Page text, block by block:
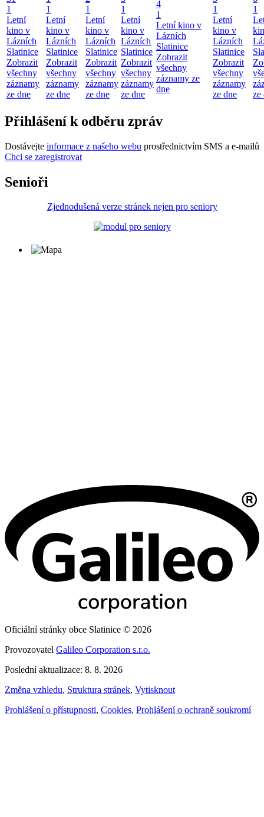
1
Letní
kino v
Lázních
Slatinice
Zobrazit
všechny
záznamy
ze dne
1
Letní
kino v
Lázních
Slatinice
Zobrazit
všechny
záznamy
ze dne
1
Letní
kino v
Lázních
Slatinice
Zobrazit
všechny
záznamy
ze dne
1
Letní
kino v
Lázních
Slatinice
Zobrazit
všechny
záznamy
ze dne
4
1
Letní kino v
Lázních
Slatinice
Zobrazit
všechny
záznamy ze
dne
1
Letní
kino v
Lázních
Slatinice
Zobrazit
všechny
záznamy
ze dne
1
ze
Přihlášení k odběru zpráv
Dostávejte informace z našeho webu prostřednictvím SMS a e-mailů
Chci se zaregistrovat
Senioři
Zjednodušená verze stránek nejen pro seniory
Oficiální stránky obce Slatinice © 2026
Provozovatel Galileo Corporation s.r.o.
Poslední aktualizace: 8. 8. 2026
Změna vzhledu, Struktura stránek, Vytisknout
Prohlášení o přístupnosti, Cookies, Prohlášení o ochraně soukromí